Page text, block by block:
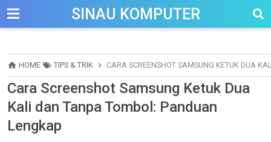
--> SINAU KOMPUTER
HOME TIPS & TRIK CARA SCREENSHOT SAMSUNG KETUK DUA
Cara Screenshot Samsung Ketuk Dua
Kali dan Tanpa Tombol: Panduan
Lengkap